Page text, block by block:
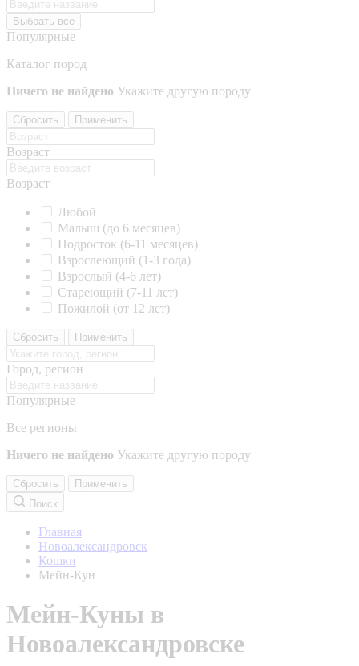
Выбрать все
Популярные
Каталог пород
Ничего не найдено Укажите другую породу
Сбросить Применить
Возраст
Возраст
Любой
Малыш (до 6 месяцев)
Подросток (6-11 месяцев)
Взрослеющий (1-3 года)
Взрослый (4-6 лет)
Стареющий (7-11 лет)
Пожилой (от 12 лет)
Сбросить Применить
Город, регион
Популярные
Все регионы
Ничего не найдено Укажите другую породу
Сбросить
Применить
Поиск
Главная
Новоалександровск
Кошки
Мейн-Кун
Мейн-Куны в
Новоалександровске